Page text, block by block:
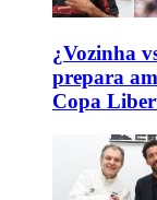
¿Vozinha
prepara
Copa